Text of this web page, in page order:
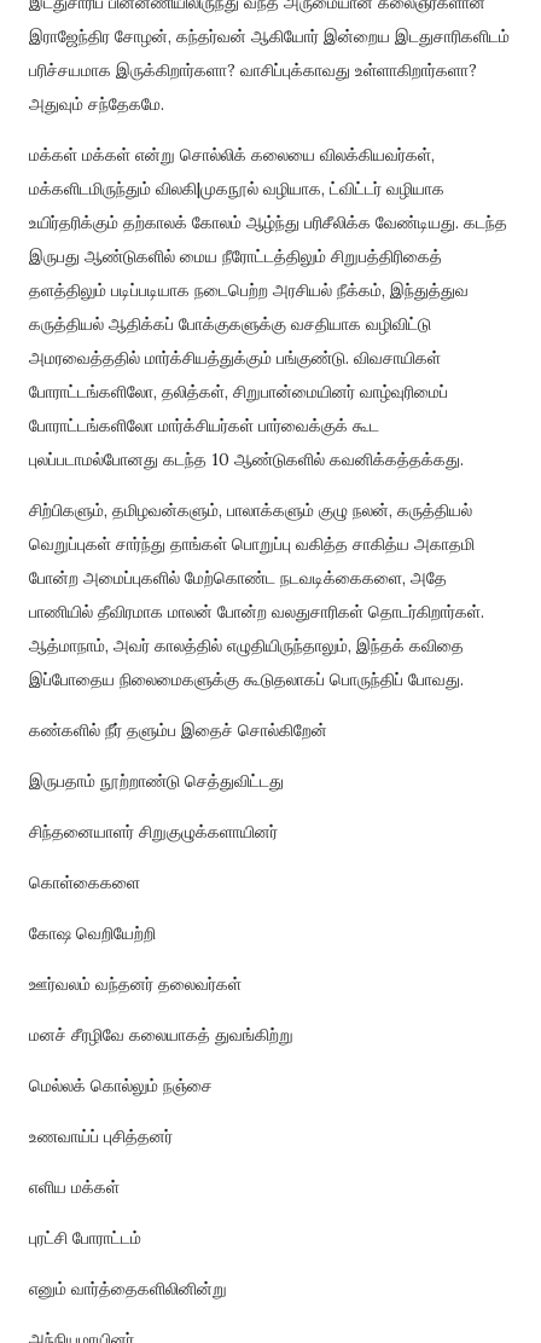
இராஜேந்திர சோழன், கந்தர்வன் ஆகியோர் இன்றைய இடதுசாரிகளிடம்
பரிச்சயமாக இருக்கிறார்களா? வாசிப்புக்காவது உள்ளாகிறார்களா?
அதுவும் சந்தேகமே.
மக்கள் மக்கள் என்று சொல்லிக் கலையை விலக்கியவர்கள்,
மக்களிடமிருந்தும் விலகி|முகநூல் வழியாக, ட்விட்டர் வழியாக
உயிர்தரிக்கும் தற்காலக் கோலம் ஆழ்ந்து பரிசீலிக்க வேண்டியது. கடந்த
இருபது ஆண்டுகளில் மைய நீரோட்டத்திலும் சிறுபத்திரிகைத்
தளத்திலும் படிப்படியாக நடைபெற்ற அரசியல் நீக்கம், இந்துத்துவ
கருத்தியல் ஆதிக்கப் போக்குகளுக்கு வசதியாக வழிவிட்டு
அமரவைத்ததில் மார்க்சியத்துக்கும் பங்குண்டு. விவசாயிகள்
போராட்டங்களிலோ, தலித்கள், சிறுபான்மையினர் வாழ்வுரிமைப்
போராட்டங்களிலோ மார்க்சியர்கள் பார்வைக்குக் கூட
புலப்படாமல்போனது கடந்த 10 ஆண்டுகளில் கவனிக்கத்தக்கது.
சிற்பிகளும், தமிழவன்களும், பாலாக்களும் குழு நலன், கருத்தியல்
வெறுப்புகள் சார்ந்து தாங்கள் பொறுப்பு வகித்த சாகித்ய அகாதமி
போன்ற அமைப்புகளில் மேற்கொண்ட நடவடிக்கைகளை, அதே
பாணியில் தீவிரமாக மாலன் போன்ற வலதுசாரிகள் தொடர்கிறார்கள்.
ஆத்மாநாம், அவர் காலத்தில் எழுதியிருந்தாலும், இந்தக் கவிதை
இப்போதைய நிலைமைகளுக்கு கூடுதலாகப் பொருந்திப் போவது.
கண்களில் நீர் தளும்ப இதைச் சொல்கிறேன்
இருபதாம் நூற்றாண்டு செத்துவிட்டது
சிந்தனையாளர் சிறுகுழுக்களாயினர்
கொள்கைகளை
கோஷ வெறியேற்றி
ஊர்வலம் வந்தனர் தலைவர்கள்
மனச் சீரழிவே கலையாகத் துவங்கிற்று
மெல்லக் கொல்லும் நஞ்சை
உணவாய்ப் புசித்தனர்
எளிய மக்கள்
புரட்சி போராட்டம்
எனும் வார்த்தைகளிலினின்று